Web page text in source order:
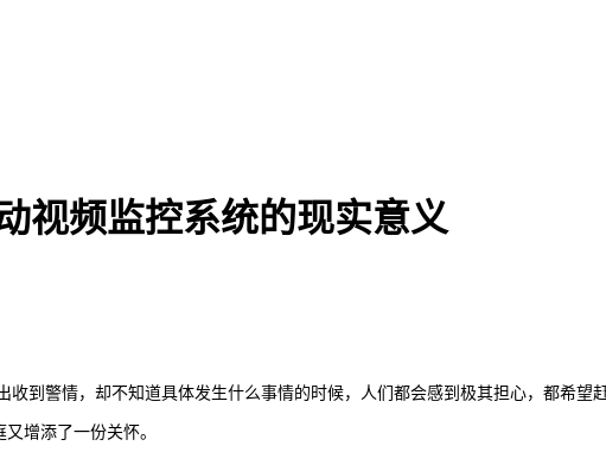
视频监控系统的现实意义
收到警情，却不知道具体发生什么事情的时候，人们都会感到极其担心，都希望
增添了一份关怀。